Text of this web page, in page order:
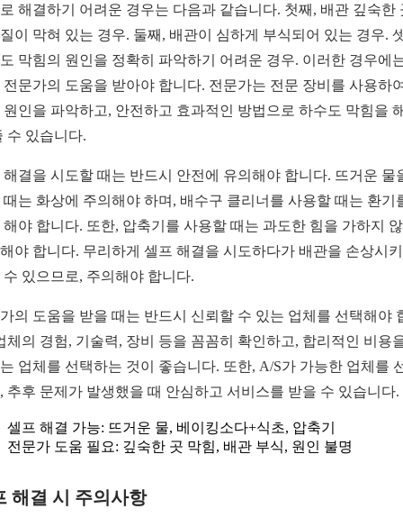
해결하기 어려운 경우는 다음과 같습니다. 첫째, 배관 깊숙한
이 막혀 있는 경우. 둘째, 배관이 심하게 부식되어 있는 경우.
막힘의 원인을 정확히 파악하기 어려운 경우. 이러한 경우에
전문가의 도움을 받아야 합니다. 전문가는 전문 장비를 사용하
원인을 파악하고, 안전하고 효과적인 방법으로 하수도 막힘을
수 있습니다.
해결을 시도할 때는 반드시 안전에 유의해야 합니다. 뜨거운 물
때는 화상에 주의해야 하며, 배수구 클리너를 사용할 때는 환기
해야 합니다. 또한, 압축기를 사용할 때는 과도한 힘을 가하지
야 합니다. 무리하게 셀프 해결을 시도하다가 배관을 손상시
수 있으므로, 주의해야 합니다.
의 도움을 받을 때는 반드시 신뢰할 수 있는 업체를 선택해야
체의 경험, 기술력, 장비 등을 꼼꼼히 확인하고, 합리적인 비용
업체를 선택하는 것이 좋습니다. 또한, A/S가 가능한 업체를
추후 문제가 발생했을 때 안심하고 서비스를 받을 수 있습니다.
셀프 해결 가능: 뜨거운 물, 베이킹소다+식초, 압축기
전문가 도움 필요: 깊숙한 곳 막힘, 배관 부식, 원인 불명
해결 시 주의사항